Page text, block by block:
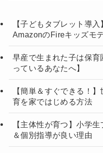
【子どもタブレット導
AmazonのFireキッズモ
早産で生まれた子は保
っているあなたへ】
【簡単＆すぐできる！
育を家ではじめる方法
【主体性が育つ】小学
＆個別指導が良い理由